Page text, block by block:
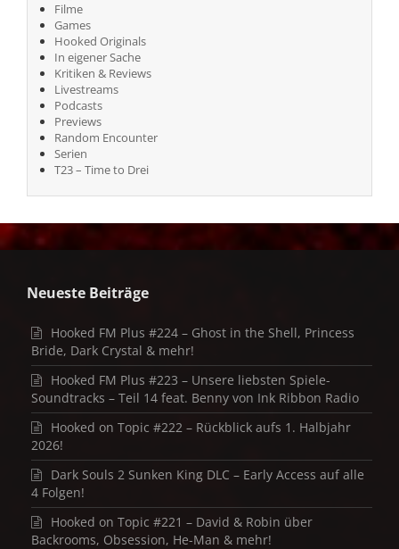
Filme
Games
Hooked Originals
In eigener Sache
Kritiken & Reviews
Livestreams
Podcasts
Previews
Random Encounter
Serien
T23 – Time to Drei
Neueste Beiträge
Hooked FM Plus #224 – Ghost in the Shell, Princess
Bride, Dark Crystal & mehr!
Hooked FM Plus #223 – Unsere liebsten Spiele-
Soundtracks – Teil 14 feat. Benny von Ink Ribbon Radio
Hooked on Topic #222 – Rückblick aufs 1. Halbjahr
2026!
Dark Souls 2 Sunken King DLC – Early Access auf alle
4 Folgen!
Hooked on Topic #221 – David & Robin über
Backrooms, Obsession, He-Man & mehr!